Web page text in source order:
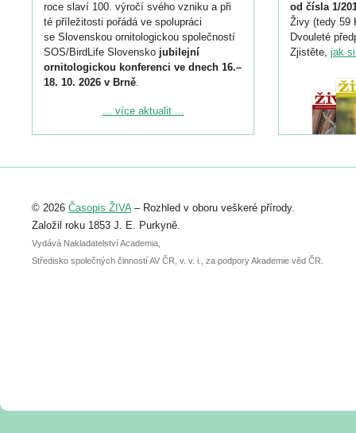
roce slaví 100. výročí svého vzniku a při
té příležitosti pořádá ve spolupráci
se Slovenskou ornitologickou společností
SOS/BirdLife Slovensko jubilejní
ornitologickou konferenci ve dnech 16.–
18. 10. 2026 v Brně.
Podrobnější informace ke konferenci
Registrovat se můžete do 6. září.
abstraktu přihlášené přednášky nebo
posteru je už 30. června.
... více aktualit ...
od čísla 1/
Živy (tedy 59
Dvouleté
Zjistěte, jak
© 2026 Časopis ŽIVA– Rozhled v oboru veškeré přírody.
Založil roku 1853 J. E. Purkyně.
Vydává Nakladatelství Academia,
Středisko společných činností AV ČR, v. v. i., za podpory Akademie věd ČR.